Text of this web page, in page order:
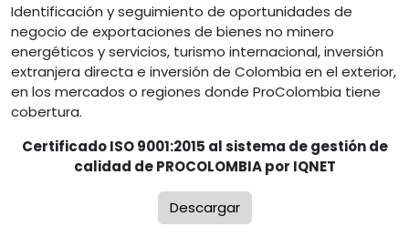
Identificación y seguimiento de oportunidades de
negocio de exportaciones de bienes no minero
energéticos y servicios, turismo internacional, inversión
extranjera directa e inversión de Colombia en el exterior,
en los mercados o regiones donde ProColombia tiene
cobertura.
Certificado ISO 9001:2015 al sistema de gestión de
calidad de PROCOLOMBIA por IQNET
Descargar